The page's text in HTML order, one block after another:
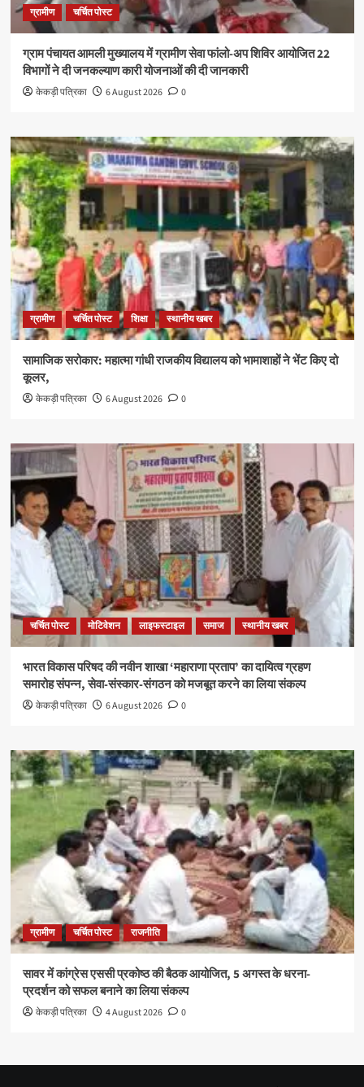
ग्रामीण चर्चित पोस्ट
ग्राम पंचायत आमली मुख्यालय में ग्रामीण सेवा फांलो-अप शिविर आयोजित 22
विभागों ने दी जनकल्याण कारी योजनाओं की दी जानकारी
केकड़ी पत्रिका 6 August 2026 0
ग्रामीण चर्चित पोस्ट शिक्षा स्थानीय खबर
सामाजिक सरोकार: महात्मा गांधी राजकीय विद्यालय को भामाशाहों ने भेंट किए दो
कूलर,
केकड़ी पत्रिका 6 August 2026 0
चर्चित पोस्ट मोटिवेशन लाइफस्टाइल समाज स्थानीय खबर
भारत विकास परिषद की नवीन शाखा ‘महाराणा प्रताप’ का दायित्व ग्रहण
समारोह संपन्न, सेवा-संस्कार-संगठन को मजबूत करने का लिया संकल्प
केकड़ी पत्रिका 6 August 2026 0
ग्रामीण चर्चित पोस्ट राजनीति
सावर में कांग्रेस एससी प्रकोष्ठ की बैठक आयोजित, 5 अगस्त के धरना-
प्रदर्शन को सफल बनाने का लिया संकल्प
केकड़ी पत्रिका 4 August 2026 0